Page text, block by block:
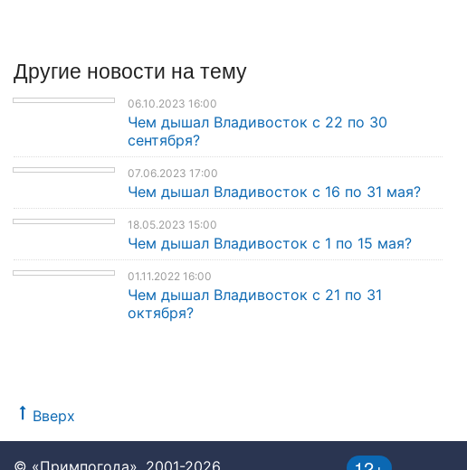
Другие новости на тему
06.10.2023 16:00
Чем дышал Владивосток с 22 по 30
сентября?
07.06.2023 17:00
Чем дышал Владивосток с 16 по 31 мая?
18.05.2023 15:00
Чем дышал Владивосток с 1 по 15 мая?
01.11.2022 16:00
Чем дышал Владивосток с 21 по 31
октября?
Вверх